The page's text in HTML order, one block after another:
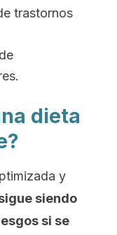
trastornos
dieta
y
siendo
si se